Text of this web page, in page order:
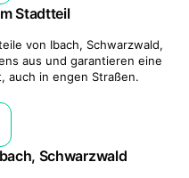
Stadtteil
von Ibach, Schwarzwald,
aus und garantieren eine
auch in engen Straßen.
Schwarzwald